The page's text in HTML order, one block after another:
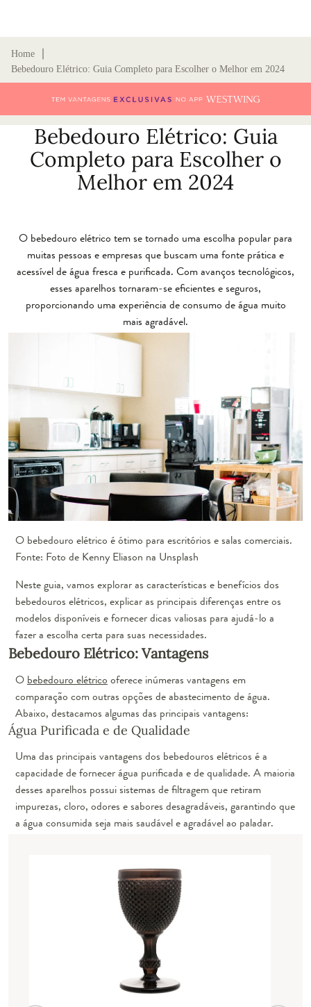
Home
Bebedouro Elétrico: Guia Completo para Escolher o Melhor em 2024
Bebedouro Elétrico: Guia
Completo para Escolher o
Melhor em 2024
O bebedouro elétrico tem se tornado uma escolha popular para
muitas pessoas e empresas que buscam uma fonte prática e
acessível de água fresca e purificada. Com avanços tecnológicos,
esses aparelhos tornaram-se eficientes e seguros,
proporcionando uma experiência de consumo de água muito
mais agradável.
O bebedouro elétrico é ótimo para escritórios e salas comerciais.
Fonte: Foto de Kenny Eliason na Unsplash
Neste guia, vamos explorar as características e benefícios dos
bebedouros elétricos, explicar as principais diferenças entre os
modelos disponíveis e fornecer dicas valiosas para ajudá-lo a
fazer a escolha certa para suas necessidades.
Bebedouro Elétrico: Vantagens
O bebedouro elétrico oferece inúmeras vantagens em
comparação com outras opções de abastecimento de água.
Abaixo, destacamos algumas das principais vantagens:
Água Purificada e de Qualidade
Uma das principais vantagens dos bebedouros elétricos é a
capacidade de fornecer água purificada e de qualidade. A maioria
desses aparelhos possui sistemas de filtragem que retiram
impurezas, cloro, odores e sabores desagradáveis, garantindo que
a água consumida seja mais saudável e agradável ao paladar.